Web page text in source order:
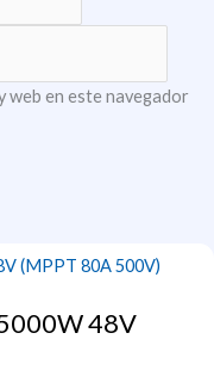
web en este navegador
48V